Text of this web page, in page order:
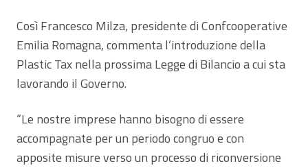
Così Francesco Milza, presidente di Confcooperative
Emilia Romagna, commenta l’introduzione della
Plastic Tax nella prossima Legge di Bilancio a cui sta
lavorando il Governo.
“Le nostre imprese hanno bisogno di essere
accompagnate per un periodo congruo e con
apposite misure verso un processo di riconversione